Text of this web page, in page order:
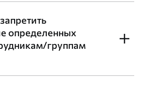
определенных
группам